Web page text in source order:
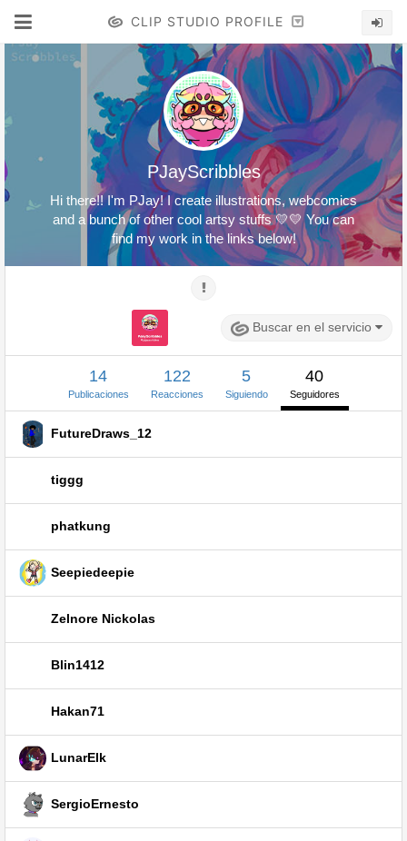
CLIP STUDIO PROFILE
PJayScribbles
Hi there!! I'm PJay! I create illustrations, webcomics
and a bunch of other cool artsy stuffs 💛💛 You can
find my work in the links below!
Buscar en el servicio
14
Publicaciones
122
Reacciones
5
Siguiendo
40
Seguidores
FutureDraws_12
tiggg
phatkung
Seepiedeepie
Zelnore Nickolas
Blin1412
Hakan71
LunarElk
SergioErnesto